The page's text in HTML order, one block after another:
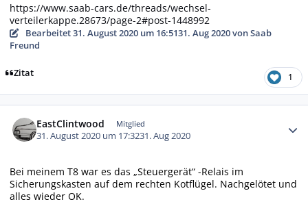
https://www.saab-cars.de/threads/wechsel-
verteilerkappe.28673/page-2#post-1448992
Bearbeitet31. August 2020 um 16:5131. Aug 2020von Saab
Freund
Zitat 1
EastClintwood Mitglied
31. August 2020 um 17:3231. Aug 2020
Bei meinem T8 war es das „Steuergerät“ -Relais im
Sicherungskasten auf dem rechten Kotflügel. Nachgelötet und
alles wieder OK.